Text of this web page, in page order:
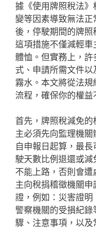
據《使用牌照稅法
變等因素導致無法
後，停駛期間的牌照
這項措施不僅減輕
體恤。但實務上，
式、申請所需文件
霧水。本文將從法
流程，確保你的權益
首先，牌照稅減免
主必須先向監理機
自申報日起算，最
駛天數比例退還或
不能上路，否則會
主向稅捐稽徵機關
證，例如：災害證
警察機關的受損紀
驟、注意事項，以